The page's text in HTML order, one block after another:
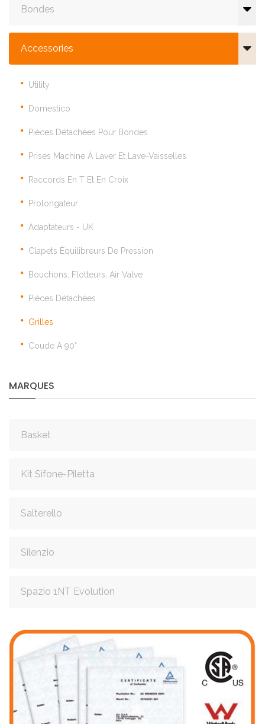
Bondes
Accessories
Utility
Domestico
Pièces Détachées Pour Bondes
Prises Machine À Laver Et Lave-Vaisselles
Raccords En T Et En Croix
Prolongateur
Adaptateurs - UK
Clapets Équilibreurs De Pression
Bouchons, Flotteurs, Air Valve
Pièces Détachées
Grilles
Coude A 90°
MARQUES
Basket
Kit Sifone-Piletta
Salterello
Silenzio
Spazio 1NT Evolution